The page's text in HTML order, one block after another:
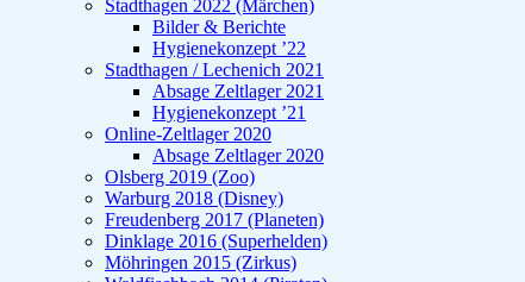
Stadthagen 2022 (Märchen)
Bilder & Berichte
Hygienekonzept ’22
Stadthagen / Lechenich 2021
Absage Zeltlager 2021
Hygienekonzept ’21
Online-Zeltlager 2020
Absage Zeltlager 2020
Olsberg 2019 (Zoo)
Warburg 2018 (Disney)
Freudenberg 2017 (Planeten)
Dinklage 2016 (Superhelden)
Möhringen 2015 (Zirkus)